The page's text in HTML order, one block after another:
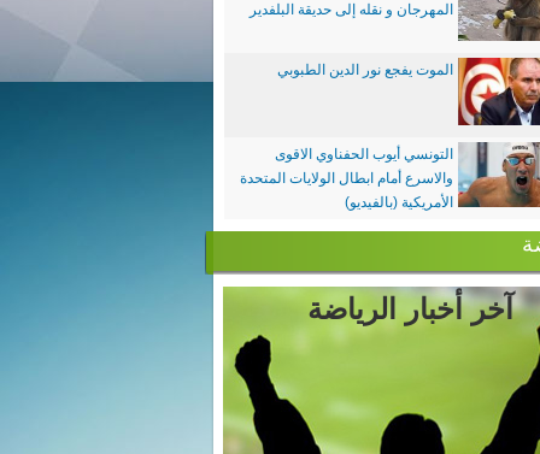
المهرجان و نقله إلى حديقة البلفدير
الموت يفجع نور الدين الطبوبي
التونسي أيوب الحفناوي الاقوى
والاسرع أمام ابطال الولايات المتحدة
الأمريكية (بالفيديو)
آخر أخبار الرياضة